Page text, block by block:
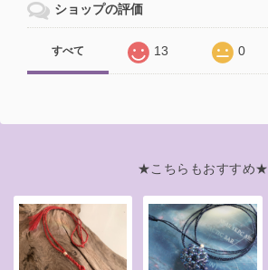
ショップの評価
すべて 13 0
★こちらもおすすめ★